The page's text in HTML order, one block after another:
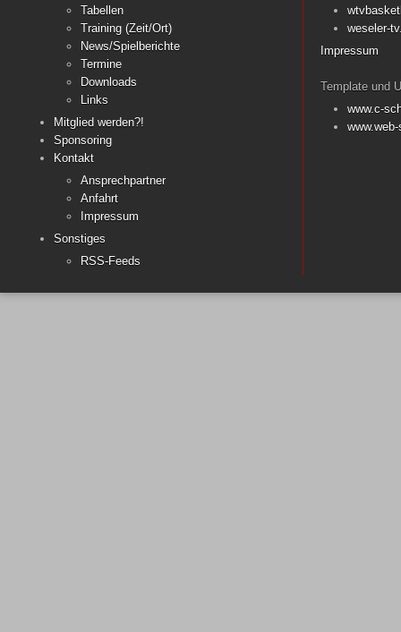
Tabellen
Training (Zeit/Ort)
News/Spielberichte
Termine
Downloads
Links
Mitglied werden?!
Sponsoring
Kontakt
Ansprechpartner
Anfahrt
Impressum
Sonstiges
RSS-Feeds
weseler-
Impressum
Template und
www.c-